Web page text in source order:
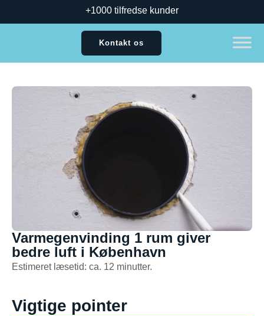
+1000 tilfredse kunder
Kontakt os
Varmegenvinding 1 rum giver
bedre luft i København
Estimeret læsetid: ca. 12 minutter.
Vigtige pointer